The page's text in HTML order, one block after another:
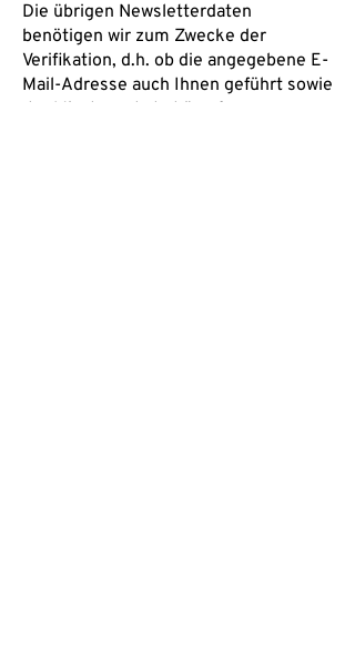
Die übrigen Newsletterdaten
benötigen wir zum Zwecke der
Verifikation, d.h. ob die angegebene E-
Mail-Adresse auch Ihnen geführt sowie